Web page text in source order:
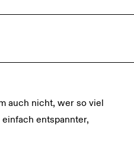
auch nicht, wer so viel
entspannter,